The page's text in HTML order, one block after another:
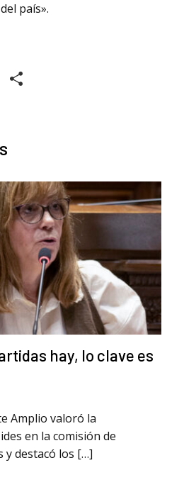
país».
WhatsApp
hay, lo clave es
Amplio valoró la
en la comisión de
y destacó los […]